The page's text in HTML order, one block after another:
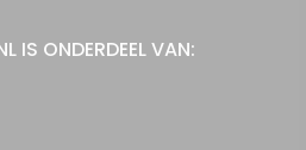
IS ONDERDEEL VAN: